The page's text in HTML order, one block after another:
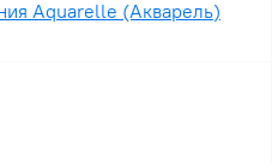
Aquarelle (Акварель)